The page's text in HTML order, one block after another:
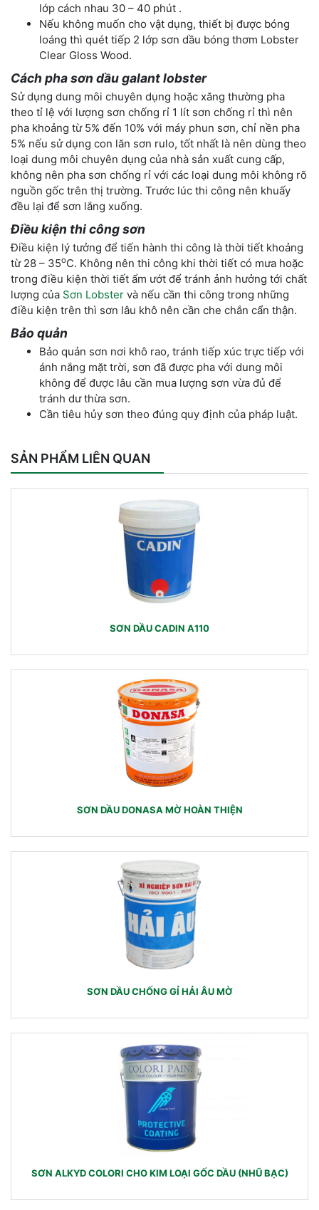
lớp cách nhau 30 – 40 phút .
Nếu không muốn cho vật dụng, thiết bị được bóng
loáng thì quét tiếp 2 lớp sơn dầu bóng thơm Lobster
Clear Gloss Wood.
Cách pha sơn dầu galant lobster
Sử dụng dung môi chuyên dụng hoặc xăng thường pha
theo tỉ lệ với lượng sơn chống rỉ 1 lít sơn chống rỉ thì nên
pha khoảng từ 5% đến 10% với máy phun sơn, chỉ nền pha
5% nếu sử dụng con lăn sơn rulo, tốt nhất là nên dùng theo
loại dung môi chuyên dụng của nhà sản xuất cung cấp,
không nên pha sơn chống rỉ với các loại dung môi không rõ
nguồn gốc trên thị trường. Trước lúc thi công nên khuấy
đều lại để sơn lắng xuống.
Điều kiện thi công sơn
Điều kiện lý tưởng để tiến hành thi công là thời tiết khoảng
từ 28 – 35oC. Không nên thi công khi thời tiết có mưa hoặc
trong điều kiện thời tiết ẩm ướt để tránh ảnh hưởng tới chất
lượng của Sơn Lobster và nếu cần thi công trong những
điều kiện trên thì sơn lâu khô nên cần che chắn cẩn thận.
Bảo quản
Bảo quản sơn nơi khô rao, tránh tiếp xúc trực tiếp với
ánh nắng mặt trời, sơn đã được pha với dung môi
không để được lâu cần mua lượng sơn vừa đủ để
tránh dư thừa sơn.
Cần tiêu hủy sơn theo đúng quy định của pháp luật.
SẢN PHẨM LIÊN QUAN
SƠN DẦU CADIN A110
SƠN DẦU DONASA MỜ HOÀN THIỆN
SƠN DẦU CHỐNG GỈ HẢI ÂU MỜ
SƠN ALKYD COLORI CHO KIM LOẠI GỐC DẦU (NHŨ BẠC)